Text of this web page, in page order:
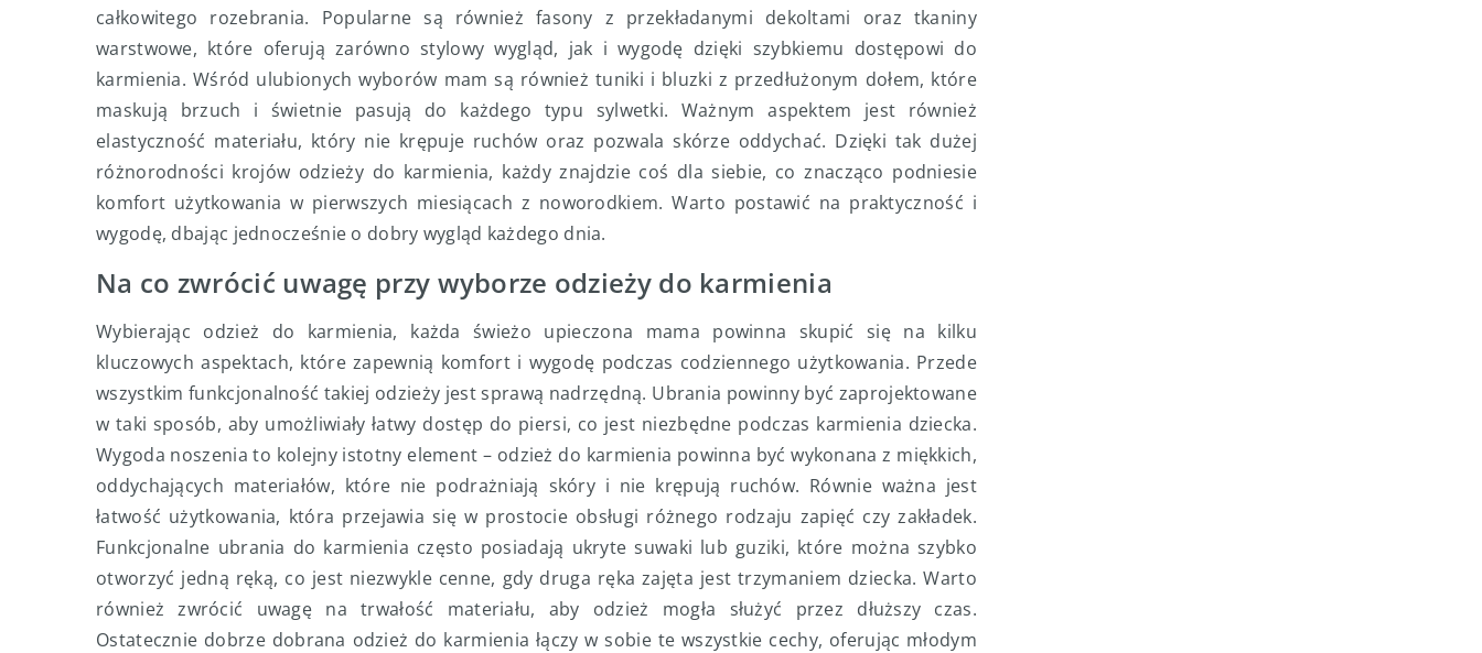
całkowitego rozebrania. Popularne są również fasony z przekładanymi dekoltami oraz tkaniny
warstwowe, które oferują zarówno stylowy wygląd, jak i wygodę dzięki szybkiemu dostępowi do
karmienia. Wśród ulubionych wyborów mam są również tuniki i bluzki z przedłużonym dołem, które
maskują brzuch i świetnie pasują do każdego typu sylwetki. Ważnym aspektem jest również
elastyczność materiału, który nie krępuje ruchów oraz pozwala skórze oddychać. Dzięki tak dużej
różnorodności krojów odzieży do karmienia, każdy znajdzie coś dla siebie, co znacząco podniesie
komfort użytkowania w pierwszych miesiącach z noworodkiem. Warto postawić na praktyczność i
wygodę, dbając jednocześnie o dobry wygląd każdego dnia.
Na co zwrócić uwagę przy wyborze odzieży do karmienia
Wybierając odzież do karmienia, każda świeżo upieczona mama powinna skupić się na kilku
kluczowych aspektach, które zapewnią komfort i wygodę podczas codziennego użytkowania. Przede
wszystkim funkcjonalność takiej odzieży jest sprawą nadrzędną. Ubrania powinny być zaprojektowane
w taki sposób, aby umożliwiały łatwy dostęp do piersi, co jest niezbędne podczas karmienia dziecka.
Wygoda noszenia to kolejny istotny element – odzież do karmienia powinna być wykonana z miękkich,
oddychających materiałów, które nie podrażniają skóry i nie krępują ruchów. Równie ważna jest
łatwość użytkowania, która przejawia się w prostocie obsługi różnego rodzaju zapięć czy zakładek.
Funkcjonalne ubrania do karmienia często posiadają ukryte suwaki lub guziki, które można szybko
otworzyć jedną ręką, co jest niezwykle cenne, gdy druga ręka zajęta jest trzymaniem dziecka. Warto
również zwrócić uwagę na trwałość materiału, aby odzież mogła służyć przez dłuższy czas.
Ostatecznie dobrze dobrana odzież do karmienia łączy w sobie te wszystkie cechy, oferując młodym